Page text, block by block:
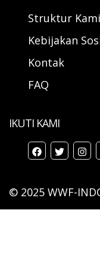
Struktur Kami
Kebijakan
Kontak
FAQ
IKUTI KAMI
© 2025 WWF-